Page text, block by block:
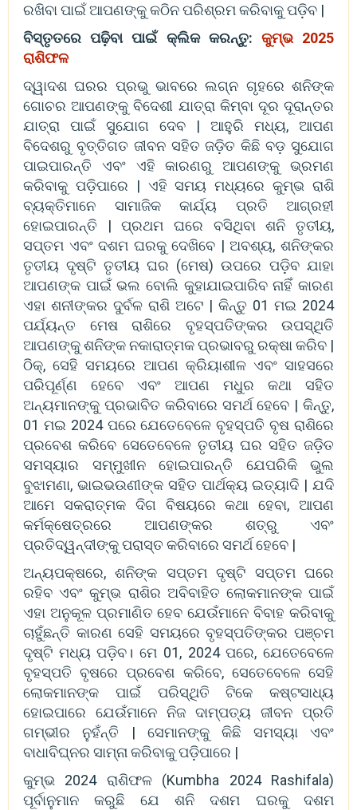
ରଖିବା ପାଇଁ ଆପଣଙ୍କୁ କଠିନ ପରିଶ୍ରମ କରିବାକୁ ପଡ଼ିବ |
ବିସ୍ତୃତରେ ପଢ଼ିବା ପାଇଁ କ୍ଲିକ କରନ୍ତୁ: କୁମ୍ଭ 2025
ରାଶିଫଳ
ଦ୍ୱାଦଶ ଘରର ପ୍ରଭୁ ଭାବରେ ଲଗ୍ନ ଗୃହରେ ଶନିଙ୍କ
ଗୋଚର ଆପଣଙ୍କୁ ବିଦେଶୀ ଯାତ୍ରା କିମ୍ବା ଦୂର ଦୂରାନ୍ତର
ଯାତ୍ରା ପାଇଁ ସୁଯୋଗ ଦେବ | ଆହୁରି ମଧ୍ୟ, ଆପଣ
ବିଦେଶରୁ ବୃତ୍ତିଗତ ଜୀବନ ସହିତ ଜଡ଼ିତ କିଛି ବଡ଼ ସୁଯୋଗ
ପାଇପାରନ୍ତି ଏବଂ ଏହି କାରଣରୁ ଆପଣଙ୍କୁ ଭ୍ରମଣ
କରିବାକୁ ପଡ଼ିପାରେ | ଏହି ସମୟ ମଧ୍ୟରେ କୁମ୍ଭ ରାଶି
ବ୍ୟକ୍ତିମାନେ ସାମାଜିକ କାର୍ଯ୍ୟ ପ୍ରତି ଆଗ୍ରହୀ
ହୋଇପାରନ୍ତି | ପ୍ରଥମ ଘରେ ବସିଥିବା ଶନି ତୃତୀୟ,
ସପ୍ତମ ଏବଂ ଦଶମ ଘରକୁ ଦେଖିବେ | ଅବଶ୍ୟ, ଶନିଙ୍କର
ତୃତୀୟ ଦୃଷ୍ଟି ତୃତୀୟ ଘର (ମେଷ) ଉପରେ ପଡ଼ିବ ଯାହା
ଆପଣଙ୍କ ପାଇଁ ଭଲ ବୋଲି କୁହାଯାଇପାରିବ ନାହିଁ କାରଣ
ଏହା ଶନୀଙ୍କର ଦୁର୍ବଳ ରାଶି ଅଟେ | କିନ୍ତୁ 01 ମଇ 2024
ପର୍ଯ୍ୟନ୍ତ ମେଷ ରାଶିରେ ବୃହସ୍ପତିଙ୍କର ଉପସ୍ଥିତି
ଆପଣଙ୍କୁ ଶନିଙ୍କ ନକାରାତ୍ମକ ପ୍ରଭାବରୁ ରକ୍ଷା କରିବ |
ଠିକ୍, ସେହି ସମୟରେ ଆପଣ କ୍ରିୟାଶୀଳ ଏବଂ ସାହସରେ
ପରିପୂର୍ଣ୍ଣ ହେବେ ଏବଂ ଆପଣ ମଧୁର କଥା ସହିତ
ଅନ୍ୟମାନଙ୍କୁ ପ୍ରଭାବିତ କରିବାରେ ସମର୍ଥ ହେବେ | କିନ୍ତୁ,
01 ମଇ 2024 ପରେ ଯେତେବେଳେ ବୃହସ୍ପତି ବୃଷ ରାଶିରେ
ପ୍ରବେଶ କରିବେ ସେତେବେଳେ ତୃତୀୟ ଘର ସହିତ ଜଡ଼ିତ
ସମସ୍ୟାର ସମ୍ମୁଖୀନ ହୋଇପାରନ୍ତି ଯେପରିକି ଭୁଲ
ବୁଝାମଣା, ଭାଇଭଉଣୀଙ୍କ ସହିତ ପାର୍ଥକ୍ୟ ଇତ୍ୟାଦି | ଯଦି
ଆମେ ସକରାତ୍ମକ ଦିଗ ବିଷୟରେ କଥା ହେବା, ଆପଣ
କର୍ମକ୍ଷେତ୍ରରେ ଆପଣଙ୍କର ଶତ୍ରୁ ଏବଂ
ପ୍ରତିଦ୍ୱନ୍ଦୀଙ୍କୁ ପରାସ୍ତ କରିବାରେ ସମର୍ଥ ହେବେ |
ଅନ୍ୟପକ୍ଷରେ, ଶନିଙ୍କ ସପ୍ତମ ଦୃଷ୍ଟି ସପ୍ତମ ଘରେ
ରହିବ ଏବଂ କୁମ୍ଭ ରାଶିର ଅବିବାହିତ ଲୋକମାନଙ୍କ ପାଇଁ
ଏହା ଅନୁକୂଳ ପ୍ରମାଣିତ ହେବ ଯେଉଁମାନେ ବିବାହ କରିବାକୁ
ଚାହୁଁଛନ୍ତି କାରଣ ସେହି ସମୟରେ ବୃହସ୍ପତିଙ୍କର ପଞ୍ଚମ
ଦୃଷ୍ଟି ମଧ୍ୟ ପଡ଼ିବ। ମେ 01, 2024 ପରେ, ଯେତେବେଳେ
ବୃହସ୍ପତି ବୃଷରେ ପ୍ରବେଶ କରିବେ, ସେତେବେଳେ ସେହି
ଲୋକମାନଙ୍କ ପାଇଁ ପରିସ୍ଥିତି ଟିକେ କଷ୍ଟସାଧ୍ୟ
ହୋଇପାରେ ଯେଉଁମାନେ ନିଜ ଦାମ୍ପତ୍ୟ ଜୀବନ ପ୍ରତି
ଗମ୍ଭୀର ନୁହଁନ୍ତି | ସେମାନଙ୍କୁ କିଛି ସମସ୍ୟା ଏବଂ
ବାଧାବିଘ୍ନର ସାମ୍ନା କରିବାକୁ ପଡ଼ିପାରେ |
କୁମ୍ଭ 2024 ରାଶିଫଳ (Kumbha 2024 Rashifala)
ପୂର୍ବାନୁମାନ କରୁଛି ଯେ ଶନି ଦଶମ ଘରକୁ ଦଶମ